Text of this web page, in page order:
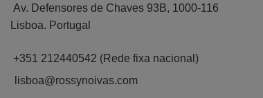
Av. Defensores de Chaves 93B, 1000-116
Lisboa. Portugal
+351 212440542 (Rede fixa nacional)
lisboa@rossynoivas.com